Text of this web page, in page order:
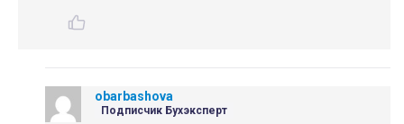
obarbashova
Подписчик Бухэксперт